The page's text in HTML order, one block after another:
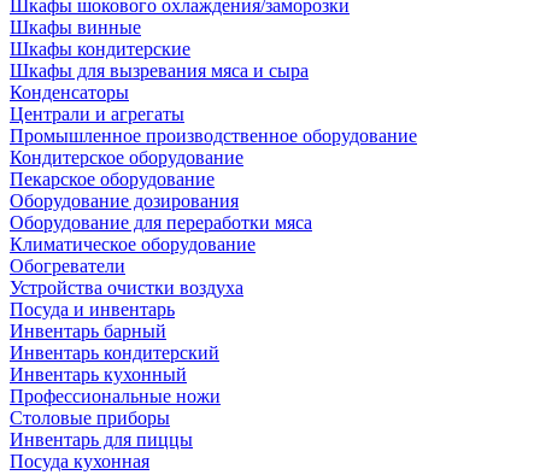
Шкафы шокового охлаждения/заморозки
Шкафы винные
Шкафы кондитерские
Шкафы для вызревания мяса и сыра
Конденсаторы
Централи и агрегаты
Промышленное производственное оборудование
Кондитерское оборудование
Пекарское оборудование
Оборудование дозирования
Оборудование для переработки мяса
Климатическое оборудование
Обогреватели
Устройства очистки воздуха
Посуда и инвентарь
Инвентарь барный
Инвентарь кондитерский
Инвентарь кухонный
Профессиональные ножи
Столовые приборы
Инвентарь для пиццы
Посуда кухонная